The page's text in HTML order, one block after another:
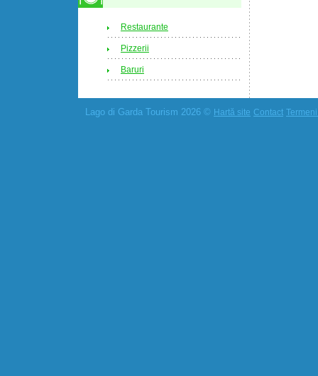
Restaurante
Pizzerii
Baruri
Lago di Garda Tourism 2026 © Hartă site Contact